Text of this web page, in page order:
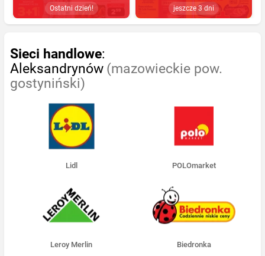
Ostatni dzień! jeszcze 3 dni
Sieci handlowe:
Aleksandrynów (mazowieckie pow.
gostyniński)
Lidl POLOmarket
Leroy Merlin Biedronka